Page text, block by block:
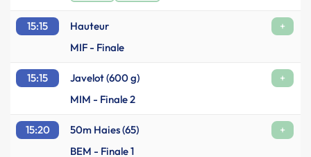
15:15 Hauteur
+
MIF - Finale
15:15 Javelot (600 g)
+
MIM - Finale 2
15:20 50m Haies (65)
+
BEM - Finale 1